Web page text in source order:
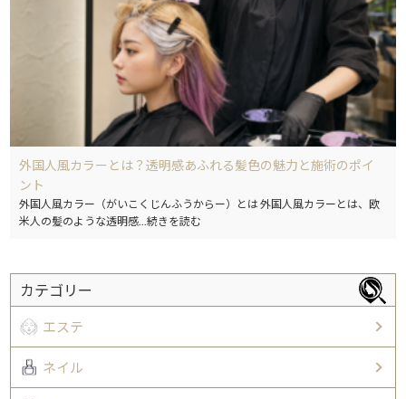
外国人風カラーとは？透明感あふれる髪色の魅力と施術のポイ
ント
外国人風カラー（がいこくじんふうからー）とは 外国人風カラーとは、欧
米人の髪のような透明感 ...続きを読む
カテゴリー
エステ
ネイル